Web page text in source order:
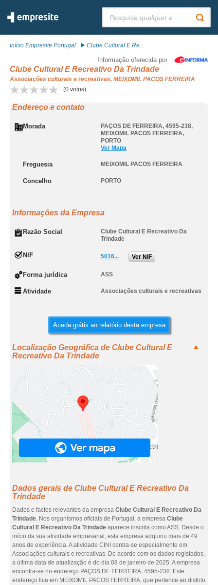
Início Empresite Portugal Clube Cultural E Re...
Informação oferecida por
Clube Cultural E Recreativo Da Trindade
Associações culturais e recreativas, MEIXOMIL PACOS FERREIRA
(0 votos)
Endereço e contato
Morada PAÇOS DE FERREIRA, 4595-238,
MEIXOMIL PACOS FERREIRA,
PORTO
Ver Mapa
Freguesia MEIXOMIL PACOS FERREIRA
Concelho PORTO
Informações da Empresa
Razão Social
Clube Cultural E Recreativo Da
Trindade
NIF 5016... Ver NIF
Forma jurídica ASS
Atividade Associações culturais e recreativas
Aceda grátis ao relatório desta empresa
Localização Geográfica de Clube Cultural E
Recreativo Da Trindade
Dados gerais de Clube Cultural E Recreativo Da
Trindade
Dados e factos relevantes da empresa Clube Cultural E Recreativo Da
Trindade. Nos organismos oficiais de Portugal, a empresa Clube
Cultural E Recreativo Da Trindade aparece inscrita como ASS. Desde o
início da sua atividade empresarial, esta empresa adquiriu mais de 49
anos de experiência. A atividade CINI centra-se especialmente em
Associações culturais e recreativas. De acordo com os dados registados,
a última data de atualização é do dia 08 de janeiro de 2025. A empresa
encontra-se no endereço PAÇOS DE FERREIRA, 4595-238. Este
endereço fica em MEIXOMIL PACOS FERREIRA, que pertence ao distrito